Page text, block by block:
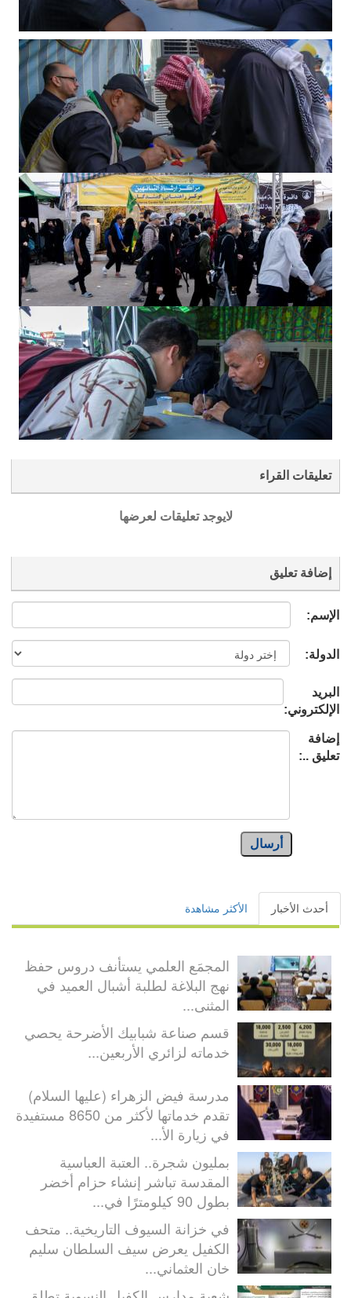
تعليقات القراء
لايوجد تعليقات لعرضها
إضافة تعليق
الإسم:
الدولة:
البريد
الإلكتروني:
إضافة
تعليق ..:
أرسال
أحدث الأخبار الأكثر مشاهدة
المجمَع العلمي يستأنف دروس حفظ
نهج البلاغة لطلبة أشبال العميد في
المثنى...
قسم صناعة شبابيك الأضرحة يحصي
خدماته لزائري الأربعين...
مدرسة فيض الزهراء (عليها السلام)
تقدم خدماتها لأكثر من 8650 مستفيدة
في زيارة الأ...
بمليون شجرة.. العتبة العباسية
المقدسة تباشر إنشاء حزام أخضر
بطول 90 كيلومترًا في...
في خزانة السيوف التاريخية.. متحف
الكفيل يعرض سيف السلطان سليم
خان العثماني...